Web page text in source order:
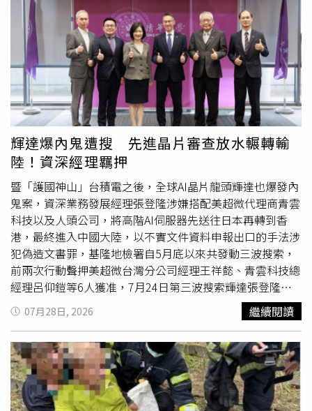
喪，華麗的轉身可能是滿好的狀態，退休是遲早要面對的，
但絕對不是我想像的55歲，可能65歲以後吧。」彭佳慧也
預告此次演唱會歌單會有驚喜，至於會不會再找兒子上台？
她苦笑說有向兒子提出邀請，但被拒絕了，「要給他一個比
較清幽的學生生活，畢竟他長大了，不能再強迫他了。」並
透露也有詢問愛跳舞的女兒們，「我說可以約她們的同學，
我們用女團的方式，但她們也不要，沒有理由，就是不
要。」彭佳慧預告演唱會歌單有驚喜。（圖／寬宏藝術x
SONY MUSIC提供）至於演唱會嘉賓，彭佳慧說台北高雄各
找了一位，而且都是跟她合作過的歌王歌后，要歌迷們好好
期待。由於彭佳慧與前經紀人小恬傳出不和傳聞，被問到會
不會找對方來看演出？她表示：「我很歡迎，不只恬姐，曾
經一起工作過的工作人員，有時間的話都想邀請他們來
看。」演唱會們票8月3日中午12點於寬宏售票全面啟售。
輝達爆內鬼遭搜 先進晶片審查放水輾轉輸
陸！資深經理羈押
暨「護國神山」台積電之後，全球AI晶片龍頭輝達也爆發內
鬼案，資深業務發展經理張登隆涉嫌搭配美超微代理商青雲
科技以及人頭公司，將高階AI伺服器先送往日本再轉到香
港，最終進入中國大陸，以不實文件資料申報出口的手法涉
犯偽造文書罪，基隆地檢署自5月底以來共發動三波搜索，
前兩次行動聲押美超微台灣分公司經理王祥懿、青雲科技總
經理呂仰鎧等6人獲准，7月24日第三波搜索輝達張登隆後
亦聲押成功，全案已羈押7人。美國嚴格控管輝達晶片輸出
中國，其中Blackwell世代的GB300等最先進晶片則是全面
禁售；依據我國司法單位偵辦情形，走私集團採取合法下
單、假用真賣的三階段犯案模式突圍美方設置的防火線，透
過人頭公司向美超微訂購搭載B300晶片的AI伺服器，後續
租用國內機房，看似留在台灣使用，實則在查驗過關後，就
用報關出口的名義把伺服器送往日本，隨後轉運香港再流入
07月28日, 2026 繼續閱讀